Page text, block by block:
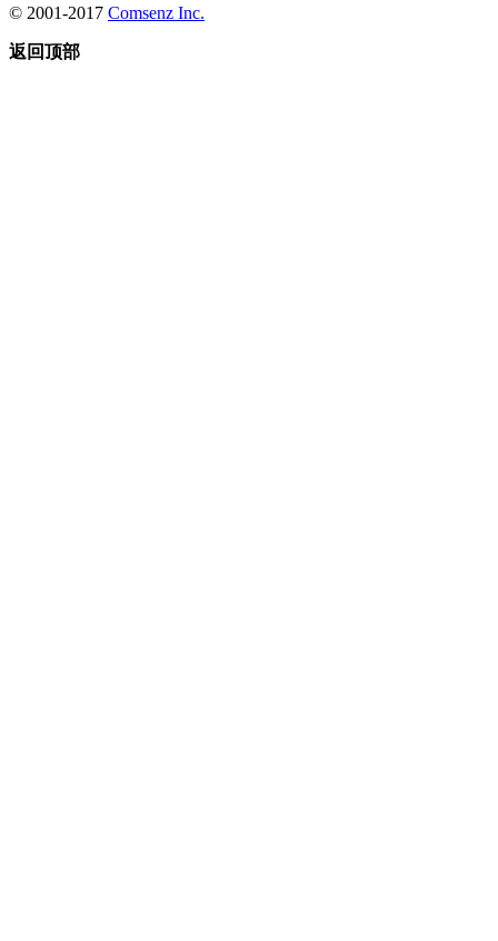
© 2001-2017 Comsenz Inc.
返回顶部